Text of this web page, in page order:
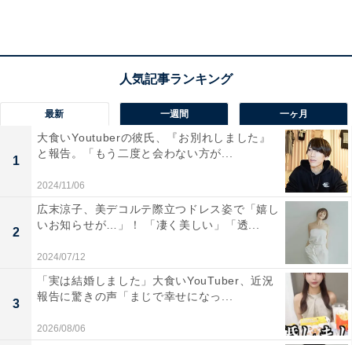
最新 一週間 一ヶ月
1
大食いYoutuberの彼氏、『お別れしました』
と報告。「もう二度と会わない方が...
2024/11/06
2
広末涼子、美デコルテ際立つドレス姿で「嬉し
いお知らせが…」！ 「凄く美しい」「透...
2024/07/12
3
「実は結婚しました」大食いYouTuber、近況
報告に驚きの声「まじで幸せになっ...
2026/08/06